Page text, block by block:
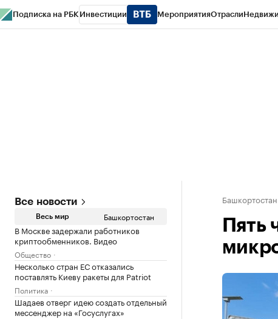
Подписка на РБК Инвестиции МероприятияОтрасли
Все новости
Весь мир Башкортостан
В Москве задержали работников
криптообменников. Видео
Общество
Несколько стран ЕС отказались
поставлять Киеву ракеты для Patriot
Политика
Шадаев отверг идею создать отдельный
мессенджер на «Госуслугах»
Башкортостан
Пять